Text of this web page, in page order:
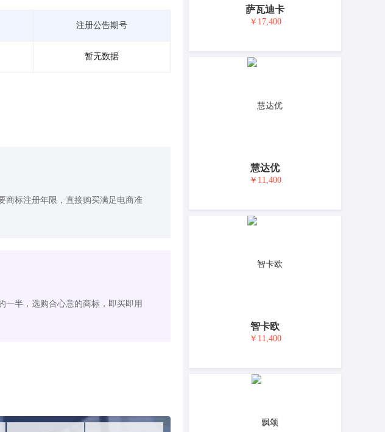
注册公告期号
暂无数据
商标注册年限，直接购买满足电商准
一半，选购合心意的商标，即买即用
萨瓦迪卡
￥17,400
慧达优
￥11,400
智卡欧
￥11,400